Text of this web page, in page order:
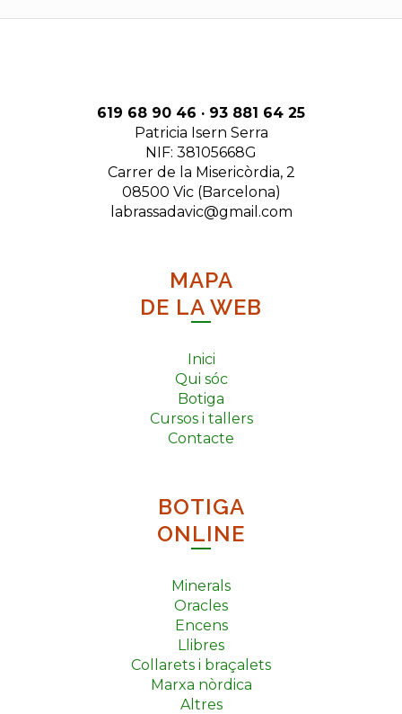
619 68 90 46 · 93 881 64 25
Patricia Isern Serra
NIF: 38105668G
Carrer de la Misericòrdia, 2
08500 Vic (Barcelona)
labrassadavic@gmail.com
MAPA
DE LA WEB
Inici
Qui sóc
Botiga
Cursos i tallers
Contacte
BOTIGA
ONLINE
Minerals
Oracles
Encens
Llibres
Collarets i braçalets
Marxa nòrdica
Altres